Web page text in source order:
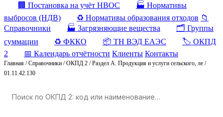
🏢 Постановка на учёт НВОС
🏭 Нормативы
выбросов (НДВ)
♻️ Нормативы образования отходов 📁
Справочники
🏭 Загрязняющие вещества
🗂️ Группы
суммации
♻️ ФККО 📦 ТН ВЭД ЕАЭС
🏷️ ОКПД
2
📅 Календарь отчётности Клиенты Контакты
Главная /Справочники /ОКПД 2 /Раздел A. Продукция и услуги сельского, ле /
01.11.42.130